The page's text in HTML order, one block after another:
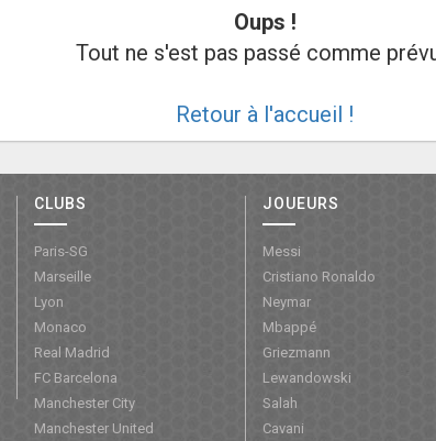
Oups !
Tout ne s'est pas passé comme
Retour à l'accueil !
CLUBS
Paris-SG
Marseille
Lyon
Monaco
Real Madrid
FC Barcelona
Manchester City
Manchester United
JOUEURS
Messi
Cristiano Ronaldo
Neymar
Mbappé
Griezmann
Lewandowski
Salah
Cavani